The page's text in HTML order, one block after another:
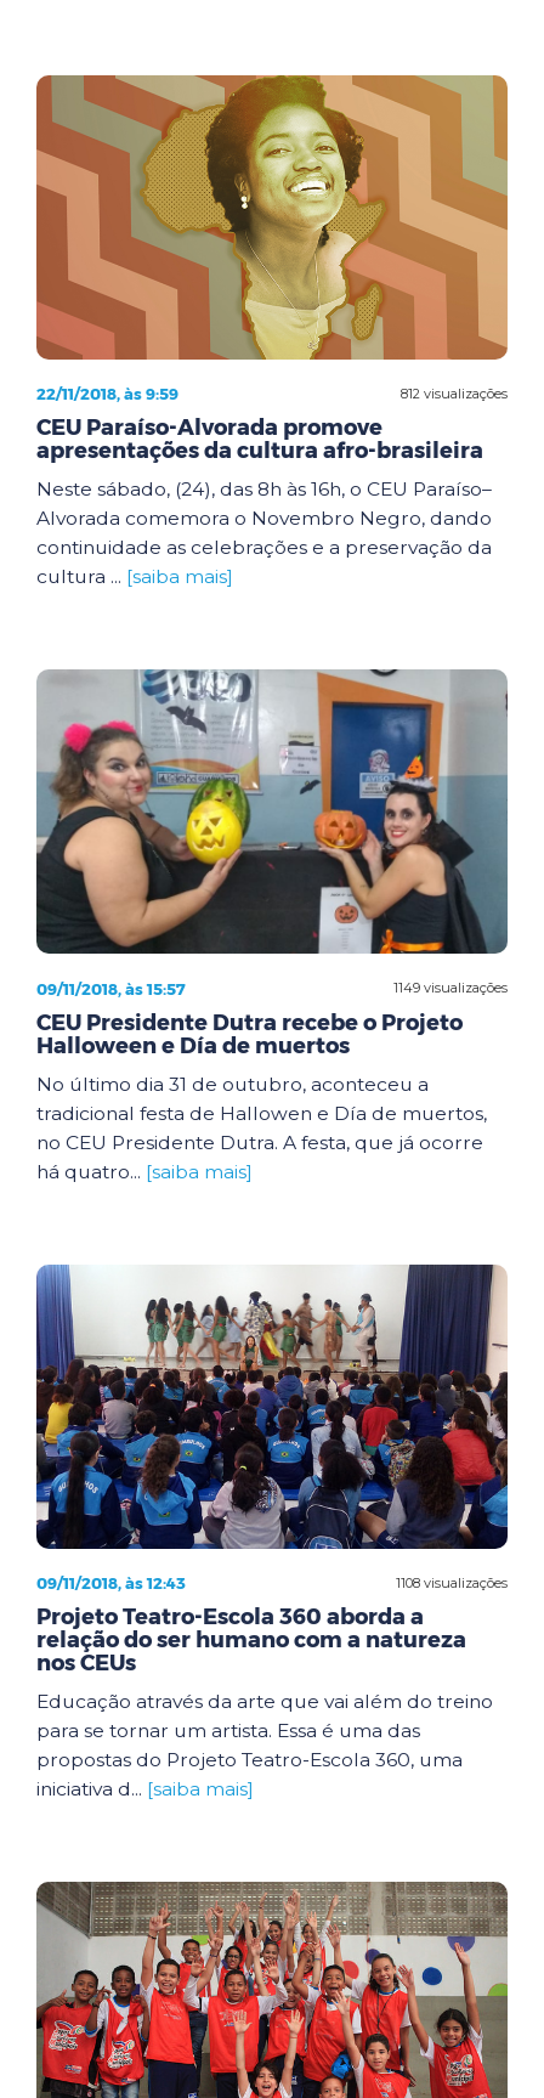
812 visualizações
22/11/2018, às 9:59
CEU Paraíso-Alvorada promove
apresentações da cultura afro-brasileira
Neste sábado, (24), das 8h às 16h, o CEU Paraíso–
Alvorada comemora o Novembro Negro, dando
continuidade as celebrações e a preservação da
cultura ... [saiba mais]
1149 visualizações
09/11/2018, às 15:57
CEU Presidente Dutra recebe o Projeto
Halloween e Día de muertos
No último dia 31 de outubro, aconteceu a
tradicional festa de Hallowen e Día de muertos,
no CEU Presidente Dutra. A festa, que já ocorre
há quatro... [saiba mais]
1108 visualizações
09/11/2018, às 12:43
Projeto Teatro-Escola 360 aborda a
relação do ser humano com a natureza
nos CEUs
Educação através da arte que vai além do treino
para se tornar um artista. Essa é uma das
propostas do Projeto Teatro-Escola 360, uma
iniciativa d... [saiba mais]